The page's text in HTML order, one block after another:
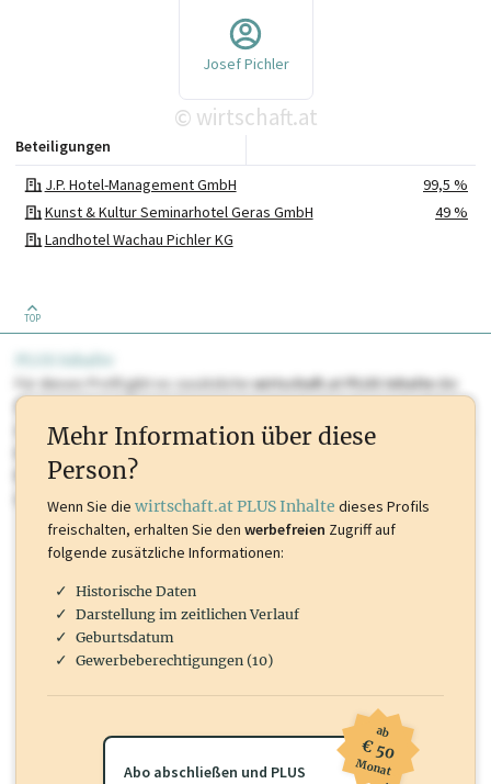
Josef Pichler
© wirtschaft.at
J.P. Hotel-Management GmbH
99,5 %
Kunst & Kultur Seminarhotel Geras GmbH
49 %
Landhotel Wachau Pichler KG
Beteiligungen
TOP
PLUS Inhalte
Für dieses Profil gibt es zusätzlichewirtschaft.at PLUS Inhaltedie
Sie momentan nicht einsehen können. Schalten Sie dieses Profil frei
oder loggen Sie sich ein um diese Inhalte zu sehen. wirtschaft.at PLUS
Marken, Patente, Rechtstatsachen, OTS-Aussendungen, und viele
mehr.
Mehr Information über diese
Person?
Wenn Sie die wirtschaft.at PLUS Inhalte dieses Profils
freischalten, erhalten Sie den werbefreien Zugriff auf
folgende zusätzliche Informationen:
Historische Daten
Darstellung im zeitlichen Verlauf
Geburtsdatum
Gewerbeberechtigungen (10)
Abo abschließen und PLUS
ab
€ 50
Monat